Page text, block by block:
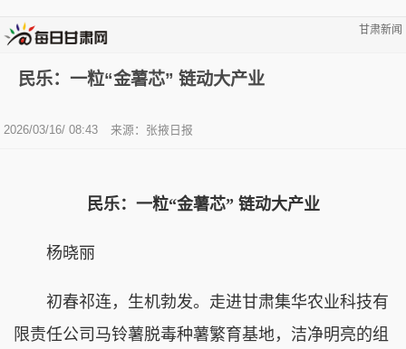
甘肃新闻
民乐：一粒“金薯芯” 链动大产业
2026/03/16/ 08:43 来源：张掖日报
民乐：一粒“金薯芯” 链动大产业
杨晓丽
初春祁连，生机勃发。走进甘肃集华农业科技有
限责任公司马铃薯脱毒种薯繁育基地，洁净明亮的组